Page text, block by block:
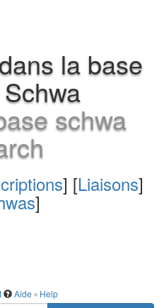
la base
schwa
] [Liaisons]
]
Aide Help